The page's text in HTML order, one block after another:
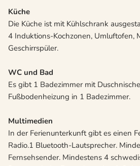
Küche
Die Küche ist mit Kühlschrank
4 Induktions-Kochzonen, Umluftofen,
Geschirrspüler.
WC und Bad
Es gibt 1 Badezimmer mit
Fußbodenheizung in 1 Badezimmer.
Multimedien
In der Ferienunterkunft gibt es einen
Radio.1 Bluetooth-Lautsprecher.
Fernsehsender. Mindestens 4